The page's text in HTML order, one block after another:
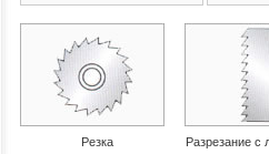
Резка
Разрезание с